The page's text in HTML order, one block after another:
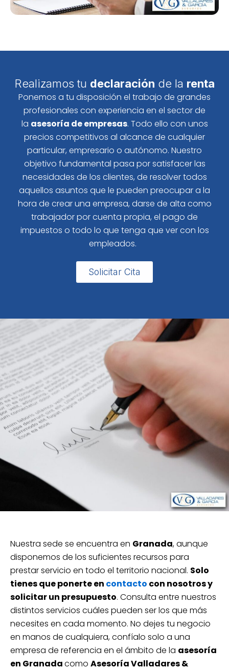
Realizamos tu declaración de la renta
Ponemos a tu disposición el trabajo de grandes
profesionales con experiencia en el sector de
la asesoría de empresas. Todo ello con unos
precios competitivos al alcance de cualquier
particular, empresario o autónomo. Nuestro
objetivo fundamental pasa por satisfacer las
necesidades de los clientes, de resolver todos
aquellos asuntos que le pueden preocupar a la
hora de crear una empresa, darse de alta como
trabajador por cuenta propia, el pago de
impuestos o todo lo que tenga que ver con los
empleados.
Solicitar Cita
Nuestra sede se encuentra en Granada, aunque
disponemos de los suficientes recursos para
prestar servicio en todo el territorio nacional. Solo
tienes que ponerte en contacto con nosotros y
solicitar un presupuesto. Consulta entre nuestros
distintos servicios cuáles pueden ser los que más
necesites en cada momento. No dejes tu negocio
en manos de cualquiera, confíalo solo a una
empresa de referencia en el ámbito de la asesoría
en Granadacomo Asesoría Valladares &